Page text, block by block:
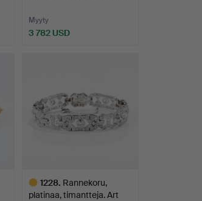
Myyty
3 782 USD
1228. Rannekoru,
platinaa, timantteja. Art